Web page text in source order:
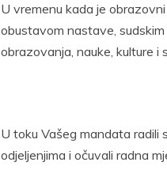
U vremenu kada je
obustavom nastave,
obrazovanja, nauke, kulture
U toku Vašeg mandata radili
odjeljenjima i očuvali radna